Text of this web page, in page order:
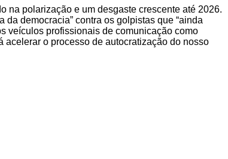
na polarização e um desgaste crescente até 2026.
democracia” contra os golpistas que “ainda
veículos profissionais de comunicação como
o processo de autocratização do nosso